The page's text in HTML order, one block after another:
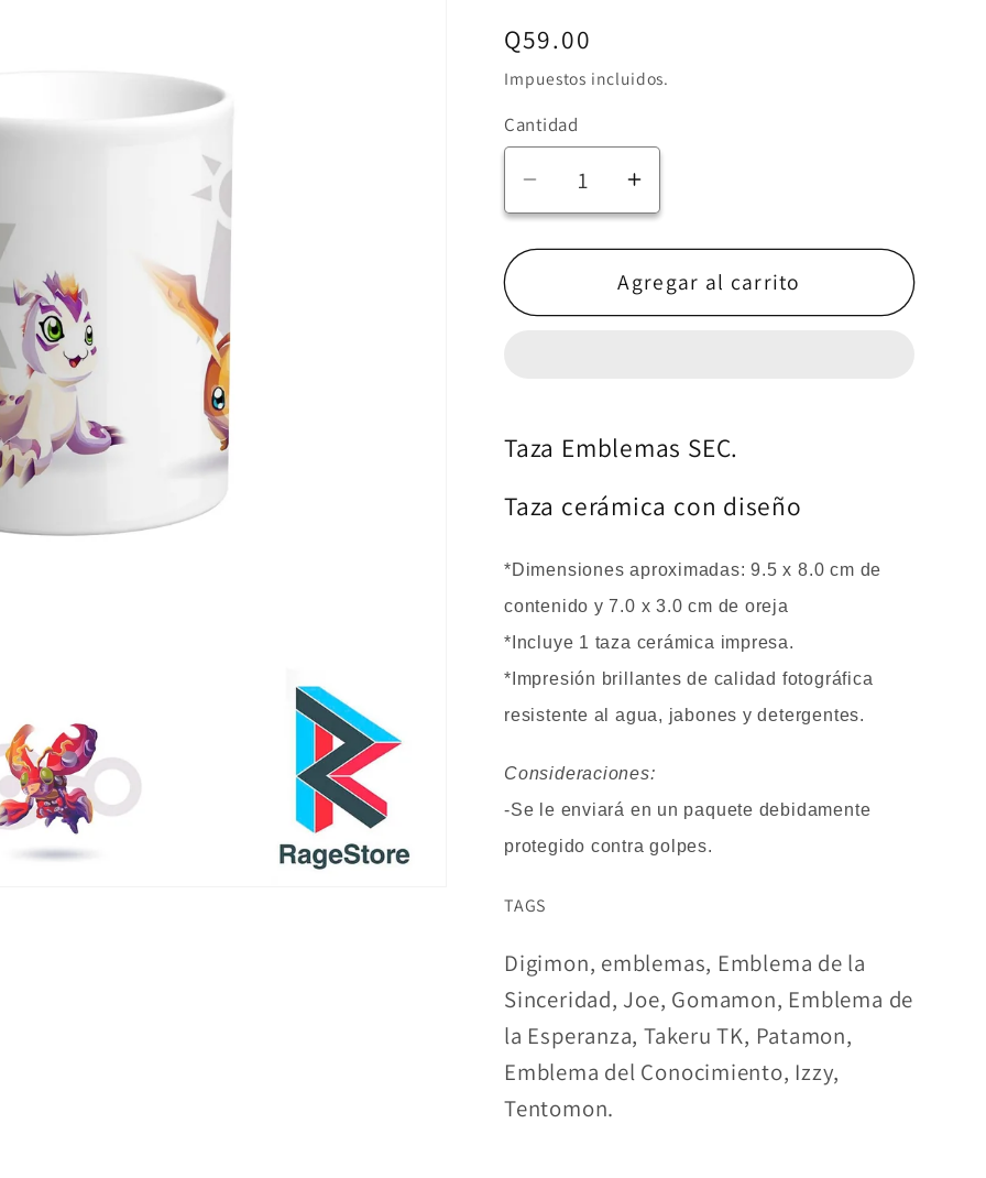
i
ó
n
Precio
habitual
Q59.00
Impuestos incluidos.
Cantidad
Reducir
cantidad
para
Emblemas
Aumentar
cantidad
para
Taza
Emblemas
Agregar al carrito
Taza Emblemas SEC.
Taza cerámica con diseño
*Dimensiones aproximadas: 9.5 x 8.0 cm de
contenido y 7.0 x 3.0 cm de oreja
*Incluye 1 taza cerámica impresa.
*Impresión brillantes de calidad fotográfica
resistente al agua, jabones y detergentes.
Consideraciones:
-Se le enviará en un paquete debidamente
protegido contra golpes.
TAGS
Digimon, emblemas, Emblema de la
Sinceridad, Joe, Gomamon, Emblema de
la Esperanza, Takeru TK, Patamon,
Emblema del Conocimiento, Izzy,
Tentomon.